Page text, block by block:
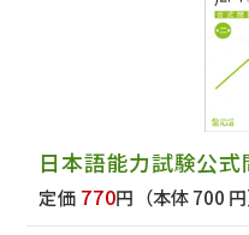
日本語能力試験公
定価 770円 （本体 700 円